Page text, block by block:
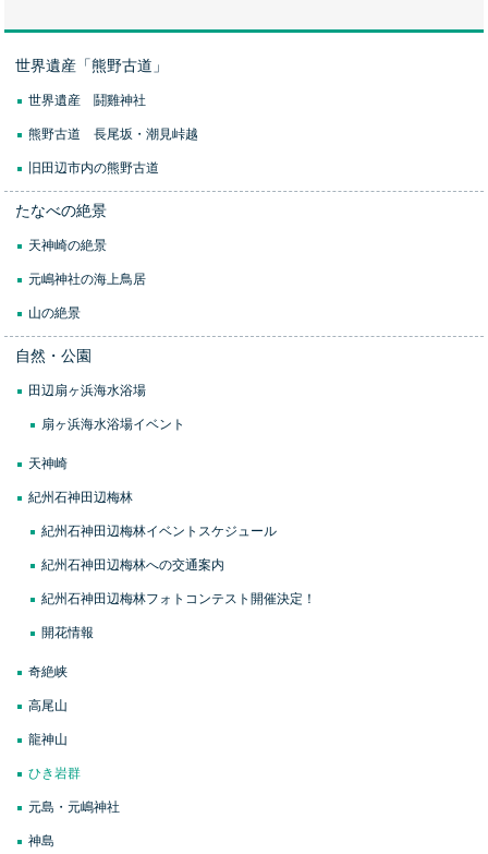
世界遺産「熊野古道」
世界遺産 鬪雞神社
熊野古道 長尾坂・潮見峠越
旧田辺市内の熊野古道
たなべの絶景
天神崎の絶景
元嶋神社の海上鳥居
山の絶景
自然・公園
田辺扇ヶ浜海水浴場
扇ヶ浜海水浴場イベント
天神崎
紀州石神田辺梅林
紀州石神田辺梅林イベントスケジュール
紀州石神田辺梅林への交通案内
紀州石神田辺梅林フォトコンテスト開催決定！
開花情報
奇絶峡
高尾山
龍神山
ひき岩群
元島・元嶋神社
神島